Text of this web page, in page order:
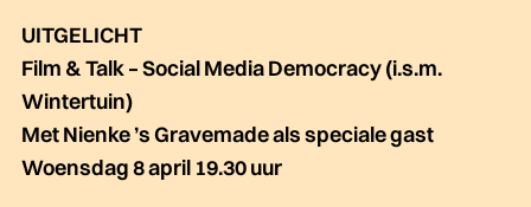
UITGELICHT
Film & Talk – Social Media Democracy (i.s.m.
Wintertuin)
Met Nienke ’s Gravemade als speciale gast
Woensdag 8 april 19.30 uur